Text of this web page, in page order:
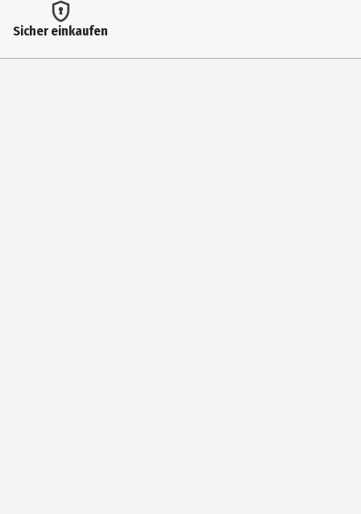
Demi Bold
Inhaltsstoffe
Sicher einkaufen